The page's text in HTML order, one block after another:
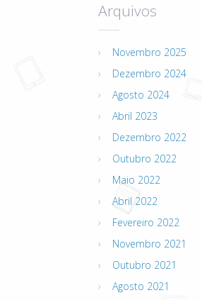
Arquivos
Novembro 2025
Dezembro 2024
Agosto 2024
Abril 2023
Dezembro 2022
Outubro 2022
Maio 2022
Abril 2022
Fevereiro 2022
Novembro 2021
Outubro 2021
Agosto 2021